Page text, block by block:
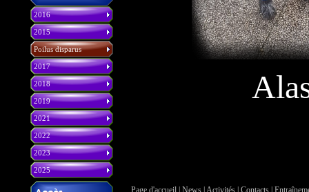
2016
2015
Poilus disparus
2017
2018
2019
2021
2022
2023
2025
Page d'accueil News| Activités| Contacts|